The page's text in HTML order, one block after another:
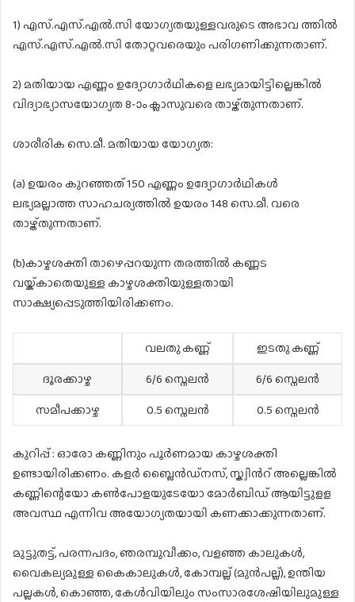
1) എസ്.എസ്.എൽ.സി യോഗ്യതയുള്ളവരുടെ അഭാവ ത്തിൽ
എസ്.എസ്.എൽ.സി തോറ്റവരെയും പരിഗണിക്കുന്നതാണ്.
2) മതിയായ എണ്ണം ഉദ്യോഗാർഥികളെ ലഭ്യമായിട്ടില്ലെങ്കിൽ
വിദ്യാഭ്യാസയോഗ്യത 8-ാം ക്ലാസുവരെ താഴ്ത്തുന്നതാണ്.
ശാരീരിക സെ.മീ. മതിയായ യോഗ്യത:
(a) ഉയരം കുറഞ്ഞത് 150 എണ്ണം ഉദ്യോഗാർഥികൾ
ലഭ്യമല്ലാത്ത സാഹചര്യത്തിൽ ഉയരം 148 സെ.മീ. വരെ
താഴ്ത്തുന്നതാണ്.
(b)കാഴ്ചശക്തി താഴെപ്പറയുന്ന തരത്തിൽ കണ്ണട
വയ്ക്കാതെയുള്ള കാഴ്ചശക്തിയുള്ളതായി
സാക്ഷ്യപ്പെടുത്തിയിരിക്കണം.
വലതു കണ്ണ്
ഇടതു കണ്ണ്
ദൂരക്കാഴ്ച
6/6 സ്നെലൻ
6/6 സ്നെലൻ
സമീപക്കാഴ്ച
0.5 സ്നെലൻ 0.5 സ്നെലൻ
കുറിപ്പ് : ഓരോ കണ്ണിനും പൂർണമായ കാഴ്ചശക്തി
ഉണ്ടായിരിക്കണം. കളർ ബ്ലൈൻഡ്നസ്, സ്ക്വിൻറ് അല്ലെങ്കിൽ
കണ്ണിന്റെയോ കൺപോളയുടേയോ മോർബിഡ് ആയിട്ടുളള
അവസ്ഥ എന്നിവ അയോഗ്യതയായി കണക്കാക്കുന്നതാണ്.
മുട്ടുതട്ട്, പരന്നപദം, ഞരമ്പുവീക്കം, വളഞ്ഞ കാലുകൾ,
വൈകല്യമുള്ള കൈകാലുകൾ, കോമ്പല്ല് (മുൻപല്ല്), ഉന്തിയ
പല്ലകൾ, കൊഞ്ഞ, കേൾവിയിലും സംസാരശേഷിയിലുമുള്ള